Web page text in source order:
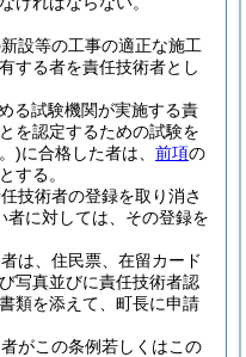
設等の工事の適正な施工
する者を責任技術者とし
る試験機関が実施する責
を認定するための試験を
)に合格した者は、 前項の
する。
技術者の登録を取り消さ
に対しては、その登録を
は、住民票、在留カード
写真並びに責任技術者認
類を添えて、町長に申請
がこの条例若しくはこの